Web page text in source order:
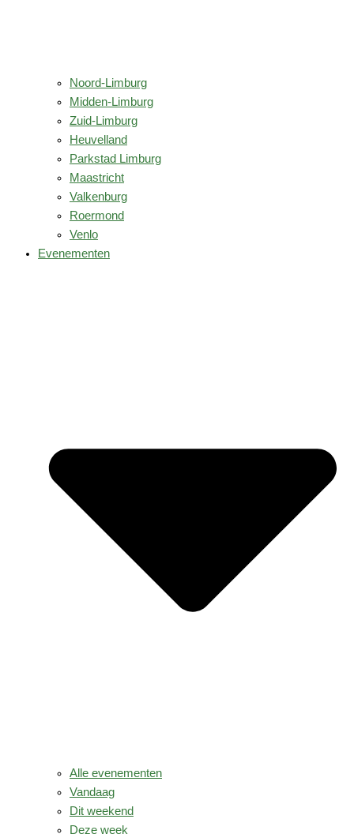
Noord-Limburg
Midden-Limburg
Zuid-Limburg
Heuvelland
Parkstad Limburg
Maastricht
Valkenburg
Roermond
Venlo
Evenementen
Alle evenementen
Vandaag
Dit weekend
Deze week